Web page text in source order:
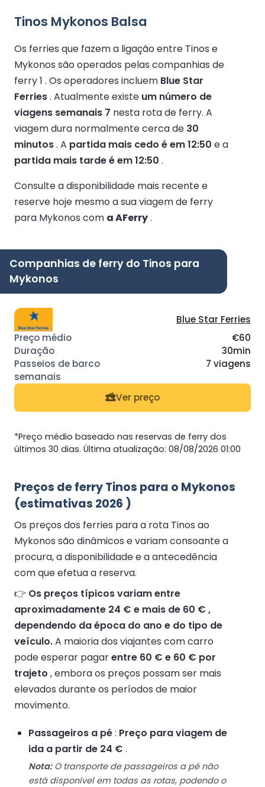
Tinos Mykonos Balsa
Os ferries que fazem a ligação entre Tinos e
Mykonos são operados pelas companhias de
ferry 1 . Os operadores incluem Blue Star
Ferries. Atualmente existe um número de
viagens semanais 7 nesta rota de ferry. A
viagem dura normalmente cerca de 30
minutos. A partida mais cedo é em 12:50 e a
partida mais tarde é em 12:50 .
Consulte a disponibilidade mais recente e
reserve hoje mesmo a sua viagem de ferry
para Mykonos com a AFerry.
Companhias de ferry do Tinos para
Mykonos
Blue Star Ferries
€60
30min
7 viagens
Ver preço
*Preço médio baseado nas reservas de ferry dos
últimos 30 dias. Última atualização: 08/08/2026 01:00
Preços de ferry Tinos para o Mykonos
(estimativas 2026 )
Os preços dos ferries para a rota Tinos ao
Mykonos são dinâmicos e variam consoante a
procura, a disponibilidade e a antecedência
com que efetua a reserva.
👉 Os preços típicos variam entre
aproximadamente 24 € e mais de 60 € ,
dependendo da época do ano e do tipo de
veículo.A maioria dos viajantes com carro
pode esperar pagarentre 60 € e 60 € por
trajeto , embora os preços possam ser mais
elevados durante os períodos de maior
movimento.
Passageiros a pé: Preço para viagem de
ida a partir de 24 € .
Nota:O transporte de passageiros a pé não
está disponível em todas as rotas, podendo o